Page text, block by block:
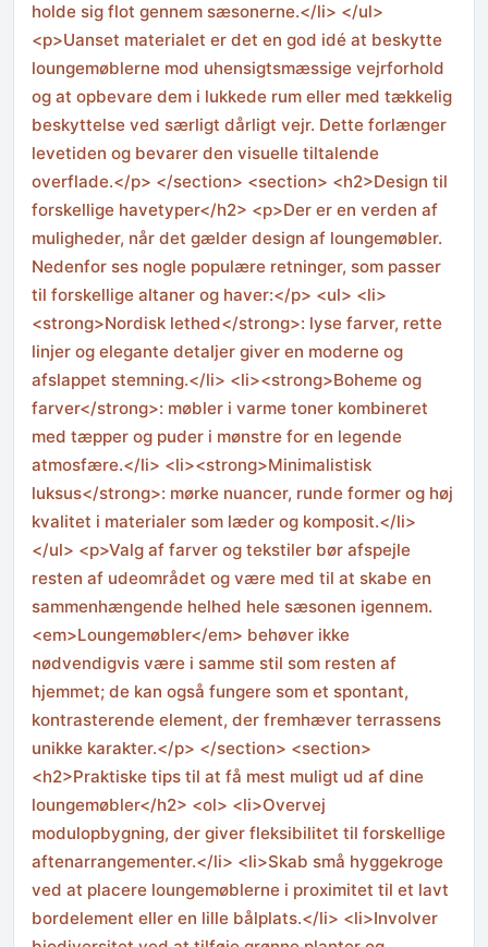
holde sig flot gennem sæsonerne.</li> </ul>
<p>Uanset materialet er det en god idé at beskytte
loungemøblerne mod uhensigtsmæssige vejrforhold
og at opbevare dem i lukkede rum eller med tækkelig
beskyttelse ved særligt dårligt vejr. Dette forlænger
levetiden og bevarer den visuelle tiltalende
overflade.</p> </section> <section> <h2>Design til
forskellige havetyper</h2> <p>Der er en verden af
muligheder, når det gælder design af loungemøbler.
Nedenfor ses nogle populære retninger, som passer
til forskellige altaner og haver:</p> <ul> <li>
<strong>Nordisk lethed</strong>: lyse farver, rette
linjer og elegante detaljer giver en moderne og
afslappet stemning.</li> <li><strong>Boheme og
farver</strong>: møbler i varme toner kombineret
med tæpper og puder i mønstre for en legende
atmosfære.</li> <li><strong>Minimalistisk
luksus</strong>: mørke nuancer, runde former og høj
kvalitet i materialer som læder og komposit.</li>
</ul> <p>Valg af farver og tekstiler bør afspejle
resten af udeområdet og være med til at skabe en
sammenhængende helhed hele sæsonen igennem.
<em>Loungemøbler</em> behøver ikke
nødvendigvis være i samme stil som resten af
hjemmet; de kan også fungere som et spontant,
kontrasterende element, der fremhæver terrassens
unikke karakter.</p> </section> <section>
<h2>Praktiske tips til at få mest muligt ud af dine
loungemøbler</h2> <ol> <li>Overvej
modulopbygning, der giver fleksibilitet til forskellige
aftenarrangementer.</li> <li>Skab små hyggekroge
ved at placere loungemøblerne i proximitet til et lavt
bordelement eller en lille bålplats.</li> <li>Involver